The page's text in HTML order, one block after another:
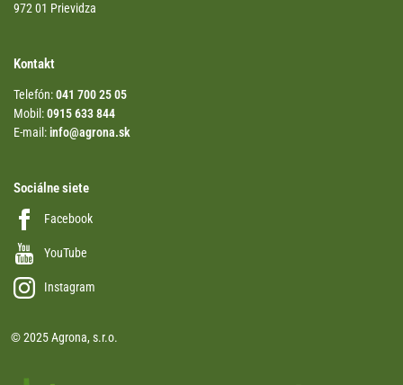
972 01 Prievidza
Kontakt
Telefón:041 700 25 05
Mobil:0915 633 844
E-mail:info@agrona.sk
Sociálne siete
Facebook
YouTube
Instagram
© 2025 Agrona, s.r.o.